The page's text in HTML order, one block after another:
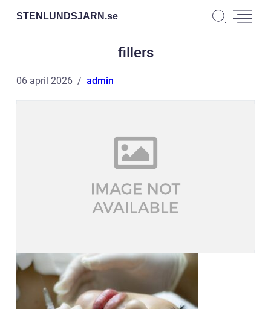
STENLUNDSJARN.se
fillers
06 april 2026 admin